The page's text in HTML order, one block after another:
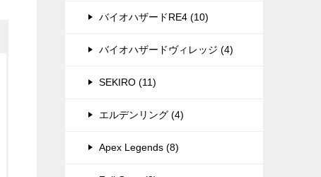
バイオハザードRE4 (10)
バイオハザードヴィレッジ (4)
SEKIRO (11)
エルデンリング (4)
Apex Legends (8)